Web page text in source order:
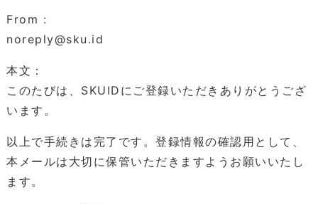
From :
noreply@sku.id
本文：
このたびは、SKUIDにご登録いただきありがとうござ
います。
以上で手続きは完了です。登録情報の確認用として、
本メールは大切に保管いただきますようお願いいたし
ます。